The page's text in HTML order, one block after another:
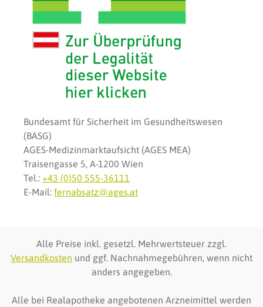
Bundesamt für Sicherheit im Gesundheitswesen
(BASG)
AGES-Medizinmarktaufsicht (AGES MEA)
Traisengasse 5, A-1200 Wien
Tel.: +43 (0)50 555-36111
E-Mail: fernabsatz@ages.at
Alle Preise inkl. gesetzl. Mehrwertsteuer zzgl.
Versandkosten und ggf. Nachnahmegebühren, wenn nicht
anders angegeben.
Alle bei Realapotheke angebotenen Arzneimittel werden